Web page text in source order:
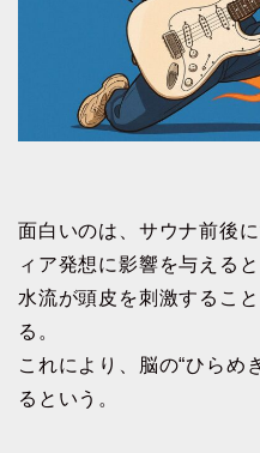
面白いのは、サウナ前後
ィア発想に影響を与えると
水流が頭皮を刺激するこ
る。
これにより、脳の“ひらめ
るという。